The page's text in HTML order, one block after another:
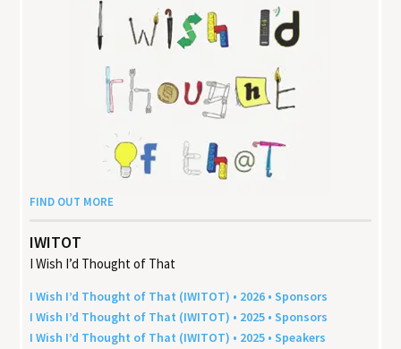
FIND OUT MORE
IWITOT
I Wish I’d Thought of That
I Wish I’d Thought of That (IWITOT) • 2026 • Sponsors
I Wish I’d Thought of That (IWITOT) • 2025 • Sponsors
I Wish I’d Thought of That (IWITOT) • 2025 • Speakers